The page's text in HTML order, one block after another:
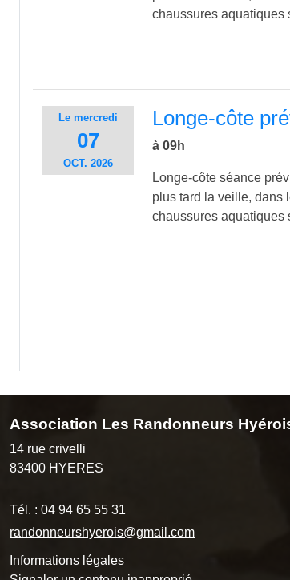
chaussures aquatiques
Le mercredi
07
OCT. 2026
Longe-côte
à 09h
Longe-côte séance
plus tard la veille, dans
chaussures aquatiques
Association Les Randonneurs
14 rue crivelli
83400 HYERES
Tél. : 04 94 65 55 31
randonneurshyerois@gmail.com
Informations légales